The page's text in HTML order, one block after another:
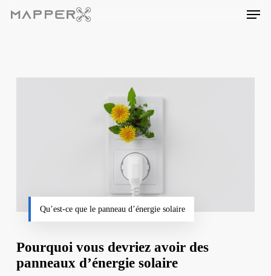
Menu
Qu’est-ce que le panneau d’énergie solaire
Pourquoi vous devriez avoir des
panneaux d’énergie solaire